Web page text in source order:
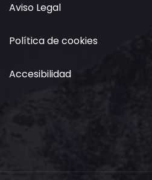
Aviso Legal
Política de cookies
Accesibilidad